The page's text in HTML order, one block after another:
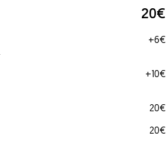
20€
+6€
+10€
20€
20€